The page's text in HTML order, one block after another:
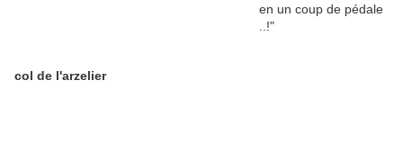
col de l'arzelier